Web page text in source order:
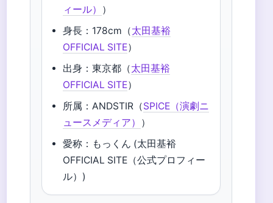
ィール） ）
身長：178cm（太田基裕
OFFICIAL SITE）
出身：東京都（太田基裕
OFFICIAL SITE）
所属：ANDSTIR（SPICE（演劇ニ
ュースメディア） ）
愛称：もっくん (太田基裕
OFFICIAL SITE（公式プロフィー
ル）)